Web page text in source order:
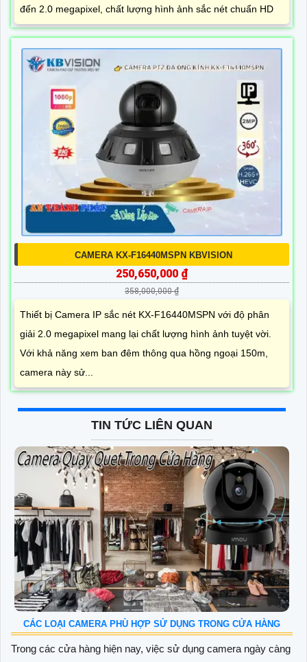
đến 2.0 megapixel, chất lượng hình ảnh sắc nét chuẩn HD
CAMERA KX-F16440MSPN KBVISION
250,650,000 ₫
358,000,000 ₫
Thiết bị Camera IP sắc nét KX-F16440MSPN với độ phân
giải 2.0 megapixel mang lại chất lượng hình ảnh tuyệt vời.
Với khả năng xem ban đêm thông qua hồng ngoại 150m,
camera này sử...
TIN TỨC LIÊN QUAN
CÁC LOẠI CAMERA PHÙ HỢP SỬ DỤNG TRONG CỬA HÀNG
Trong các cửa hàng hiện nay, việc sử dụng camera ngày càng